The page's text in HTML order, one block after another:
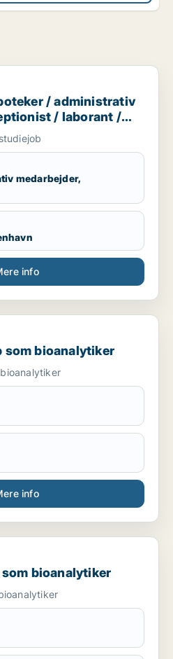
/ administrativ medarbejder /
/ administrativ
/ laborant /
medarbejder,
info
som bioanalytiker
info
bioanalytiker